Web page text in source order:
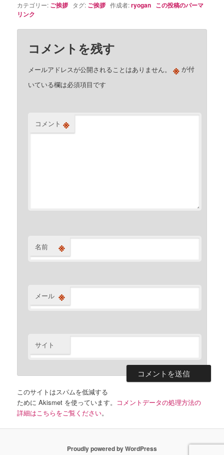
カテゴリー: ご挨拶 タグ: ご挨拶 作成者:ryogan この投稿のパーマ
リンク
コメントを残す
メールアドレスが公開されることはありません。 ※ が付
いている欄は必須項目です
コメント ※
名前 ※
メール ※
サイト
このサイトはスパムを低減する
ために Akismet を使っています。 コメントデータの処理方法の
詳細はこちらをご覧ください。
Proudly powered by WordPress